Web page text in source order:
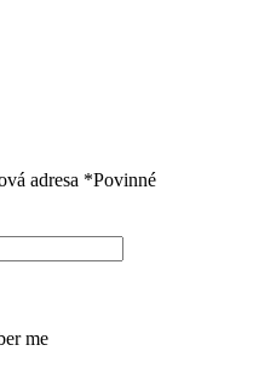
adresa *Povinné
me